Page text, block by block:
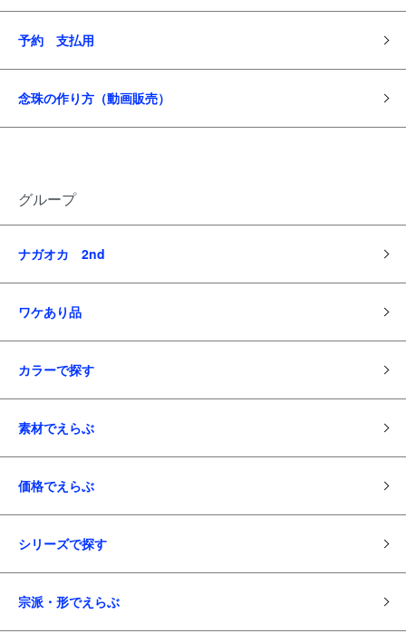
予約 支払用
念珠の作り方（動画販売）
グループ
ナガオカ 2nd
ワケあり品
カラーで探す
素材でえらぶ
価格でえらぶ
シリーズで探す
宗派・形でえらぶ